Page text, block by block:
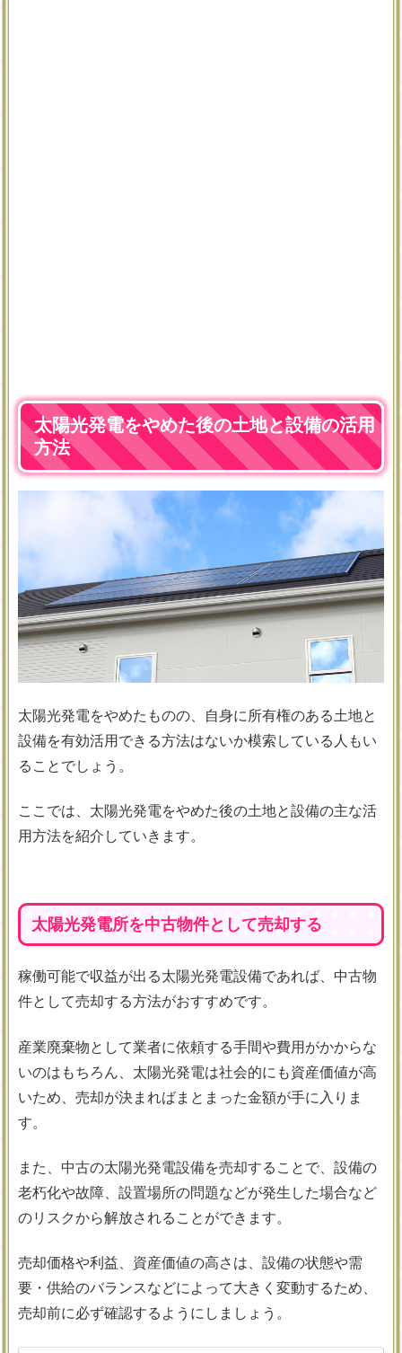
太陽光発電をやめた後の土地と設備の活用
方法
太陽光発電をやめたものの、自身に所有権のある土地と
設備を有効活用できる方法はないか模索している人もい
ることでしょう。
ここでは、太陽光発電をやめた後の土地と設備の主な活
用方法を紹介していきます。
太陽光発電所を中古物件として売却する
稼働可能で収益が出る太陽光発電設備であれば、中古物
件として売却する方法がおすすめです。
産業廃棄物として業者に依頼する手間や費用がかからな
いのはもちろん、太陽光発電は社会的にも資産価値が高
いため、売却が決まればまとまった金額が手に入りま
す。
また、中古の太陽光発電設備を売却することで、設備の
老朽化や故障、設置場所の問題などが発生した場合など
のリスクから解放されることができます。
売却価格や利益、資産価値の高さは、設備の状態や需
要・供給のバランスなどによって大きく変動するため、
売却前に必ず確認するようにしましょう。